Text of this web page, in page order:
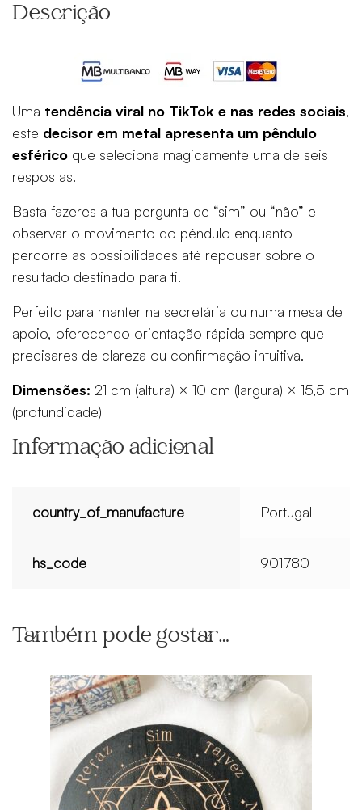
Descrição
Uma tendência viral no TikTok e nas redes sociais,
este decisor em metal apresenta um pêndulo
esférico que seleciona magicamente uma de seis
respostas.
Basta fazeres a tua pergunta de “sim” ou “não” e
observar o movimento do pêndulo enquanto
percorre as possibilidades até repousar sobre o
resultado destinado para ti.
Perfeito para manter na secretária ou numa mesa de
apoio, oferecendo orientação rápida sempre que
precisares de clareza ou confirmação intuitiva.
Dimensões: 21 cm (altura) × 10 cm (largura) × 15,5 cm
(profundidade)
Informação adicional
country_of_manufacture Portugal
hs_code 901780
Também pode gostar…